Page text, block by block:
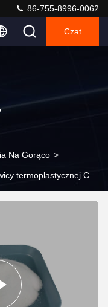
86-755-8996-0062
Czat
Na Gorąco >
termoplastycznej CO-